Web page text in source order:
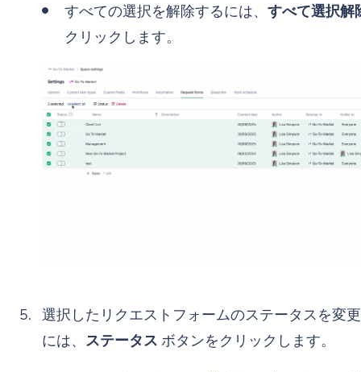
すべての選択を解除するには、 すべて選択解
クリックします。
選択したリクエストフォームのステータスを変
には、 ステータス ボタンをクリックします。